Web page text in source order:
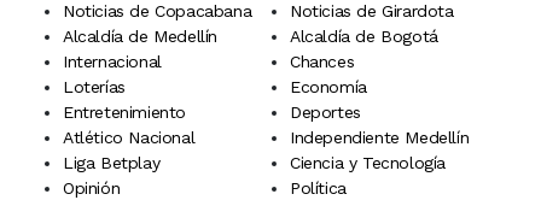
Noticias de Copacabana
Noticias de Girardota
Alcaldía de Medellín
Alcaldía de Bogotá
Internacional
Chances
Loterías
Economía
Entretenimiento
Deportes
Atlético Nacional
Independiente Medellín
Liga Betplay
Ciencia y Tecnología
Opinión
Política